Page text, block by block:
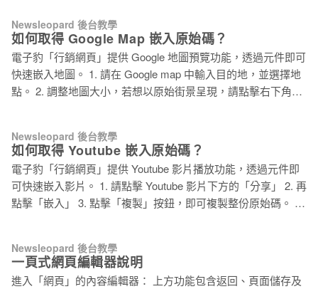
px 轉換成 pt 時，若行高（line-height）、高度或字體大小帶有
小數點，該「餘數」就會變成一條醜陋的白線。 不同電腦、相
同 Outlook 版本不定都會出現，與螢幕的大小、螢幕解析度有
關。 如何透過電子豹後台調整，消除 Outlook 白線
後仍可更改。接著點擊編輯內容進入行銷網頁編輯器，進行內
容設計。 二、內容設計 進入行銷網頁編輯器後，系統帶入部分
設計元件，可根據行銷需求，編輯、新增或刪除預先套用的設
計元件，並透過預覽切換電腦版或手機版最終呈現。 設計元件
共有四大類，分別是導覽&頁尾、內容、按鈕&分享以及特殊排
可套用，點擊元件可進行細部設定。 預先帶入的元件包含導覽
列、橫幅 1、標題、Ｚ左右圖文、三欄設計、四欄設計、
Google 地圖、頁尾 2、按鈕與版權宣告。詳細元件設計教學可
參考：一頁式網頁編輯器說明 三、網頁設定 完成內容編輯後，
Newsleopard 後台教學
如何取得 Google Map 嵌入原始碼？
電子豹「行銷網頁」提供 Google 地圖預覽功能，透過元件即可
快速嵌入地圖。 1. 請在 Google map 中輸入目的地，並選擇地
點。 2. 調整地圖大小，若想以原始街景呈現，請點擊右下角街
HTML」。 6. 將複製的 HTML 原始碼，貼上電子豹後台編輯器
中。
Newsleopard 後台教學
如何取得 Youtube 嵌入原始碼？
電子豹「行銷網頁」提供 Youtube 影片播放功能，透過元件即
可快速嵌入影片。 1. 請點擊 Youtube 影片下方的「分享」 2. 再
點擊「嵌入」 3. 點擊「複製」按鈕，即可複製整份原始碼。 4.
Newsleopard 後台教學
一頁式網頁編輯器說明
進入「網頁」的內容編輯器： 上方功能包含返回、頁面儲存及